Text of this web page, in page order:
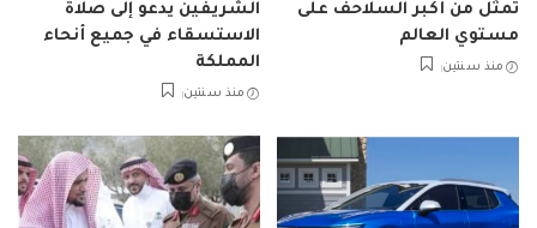
تمثل من أكبر السلاحف على
مستوي العالم
منذ سنتين
الشريفين يدعو إلى صلاة
الاستسقاء في جميع أنحاء
المملكة
منذ سنتين